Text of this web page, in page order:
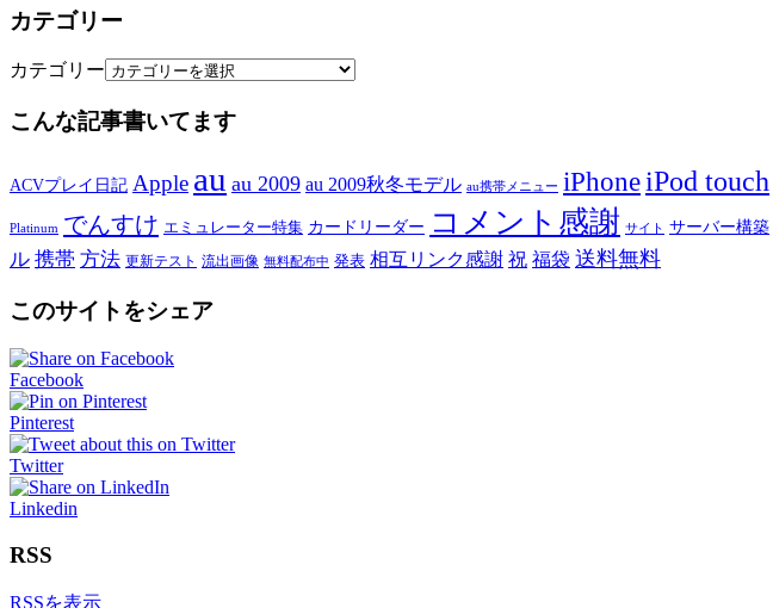
カテゴリー
カテゴリー
こんな記事書いてます
ACVプレイ日記 Apple au au 2009 au 2009秋冬モデル au携帯メニュー iPhoneiPod touch
Platinum でんすけ エミュレーター特集 カードリーダー コメント感謝 サイト サーバー構築
ル 携帯 方法 更新テスト 流出画像 無料配布中 発表 相互リンク感謝 祝 福袋 送料無料
このサイトをシェア
Facebook
Pinterest
Twitter
Linkedin
RSS
RSSを表示